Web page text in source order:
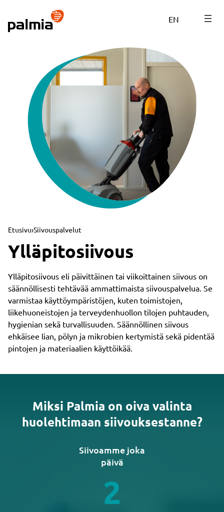
EN
Etusivu›Siivouspalvelut
Ylläpitosiivous
Ylläpitosiivous eli päivittäinen tai viikoittainen siivous on
säännöllisesti tehtävää ammattimaista siivouspalvelua. Se
varmistaa käyttöympäristöjen, kuten toimistojen,
liikehuoneistojen ja terveydenhuollon tilojen puhtauden,
hygienian sekä turvallisuuden. Säännöllinen siivous
ehkäisee lian, pölyn ja mikrobien kertymistä sekä pidentää
pintojen ja materiaalien käyttöikää.
Miksi Palmia on oiva valinta
huolehtimaan siivouksestanne?
Siivoamme joka
päivä
2